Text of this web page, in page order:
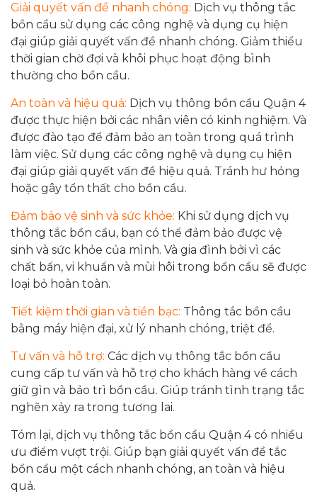
Giải quyết vấn đề nhanh chóng: Dịch vụ thông tắc
bồn cầu sử dụng các công nghệ và dụng cụ hiện
đại giúp giải quyết vấn đề nhanh chóng. Giảm thiểu
thời gian chờ đợi và khôi phục hoạt động bình
thường cho bồn cầu.
An toàn và hiệu quả: Dịch vụ thông bồn cầu Quận 4
được thực hiện bởi các nhân viên có kinh nghiệm. Và
được đào tạo để đảm bảo an toàn trong quá trình
làm việc. Sử dụng các công nghệ và dụng cụ hiện
đại giúp giải quyết vấn đề hiệu quả. Tránh hư hỏng
hoặc gây tổn thất cho bồn cầu.
Đảm bảo vệ sinh và sức khỏe: Khi sử dụng dịch vụ
thông tắc bồn cầu, bạn có thể đảm bảo được vệ
sinh và sức khỏe của mình. Và gia đình bởi vì các
chất bẩn, vi khuẩn và mùi hôi trong bồn cầu sẽ được
loại bỏ hoàn toàn.
Tiết kiệm thời gian và tiền bạc: Thông tắc bồn cầu
bằng máy hiện đại, xử lý nhanh chóng, triệt để.
Tư vấn và hỗ trợ: Các dịch vụ thông tắc bồn cầu
cung cấp tư vấn và hỗ trợ cho khách hàng về cách
giữ gìn và bảo trì bồn cầu. Giúp tránh tình trạng tắc
nghẽn xảy ra trong tương lai.
Tóm lại, dịch vụ thông tắc bồn cầu Quận 4 có nhiều
ưu điểm vượt trội. Giúp bạn giải quyết vấn đề tắc
bồn cầu một cách nhanh chóng, an toàn và hiệu
quả.